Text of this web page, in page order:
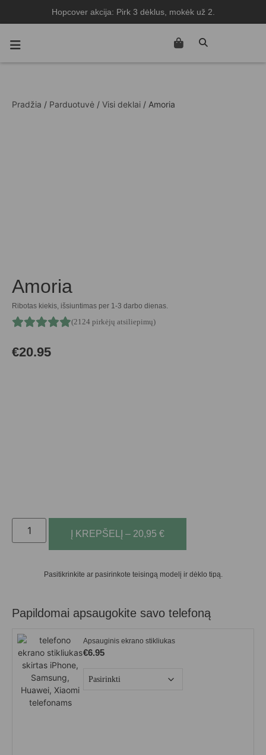
Hopcover akcija: Pirk 3 dėklus, mokėk už 2.
Pradžia / Parduotuvė / Visi deklai / Amoria
Amoria
Ribotas kiekis, išsiuntimas per 1-3 darbo dienas.
(2124 pirkėjų atsiliepimų)
€20.95
Į KREPŠELĮ – 20,95 €
Pasitikrinkite ar pasirinkote teisingą modelį ir dėklo tipą.
Papildomai apsaugokite savo telefoną
Apsauginis ekrano stikliukas
€6.95